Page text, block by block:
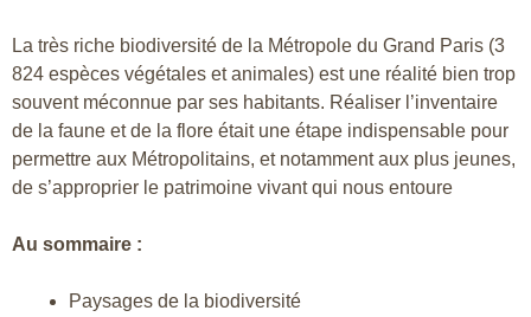
La très riche biodiversité de la Métropole du Grand Paris (3
824 espèces végétales et animales) est une réalité bien trop
souvent méconnue par ses habitants. Réaliser l’inventaire
de la faune et de la flore était une étape indispensable pour
permettre aux Métropolitains, et notamment aux plus jeunes,
de s’approprier le patrimoine vivant qui nous entoure
Au sommaire :
Paysages de la biodiversité